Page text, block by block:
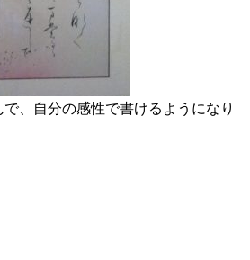
、自分の感性で書けるようになり